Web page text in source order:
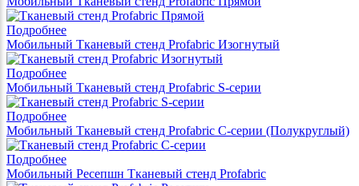
Подробнее
Мобильный Тканевый стенд Profabric Изогнутый
Подробнее
Мобильный Тканевый стенд Profabric S-серии
Подробнее
Мобильный Тканевый стенд Profabric С-серии (Полукруглый)
Подробнее
Мобильный Ресепшн Тканевый стенд Profabric